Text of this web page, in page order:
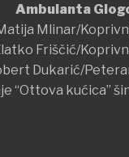
Ambulanta
Mlinar/
Friščić/
Dukarić/
“Ottova kućica”